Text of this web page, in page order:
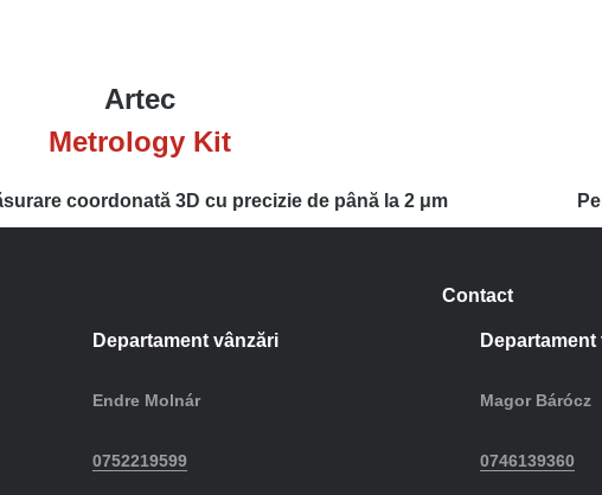
Artec
Metrology Kit
coordonată 3D cu precizie de până la 2 μm
Contact
Departament vânzări
Endre Molnár
0752219599
Magor Bárócz
0746139360